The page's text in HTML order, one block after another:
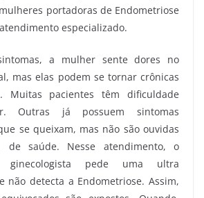
portadoras de Endometriose
especializado.
a mulher sente dores no
mas elas podem se tornar crônicas
Muitas pacientes têm dificuldade
Outras já possuem sintomas
se queixam, mas não são ouvidas
de saúde. Nesse atendimento, o
ginecologista pede uma ultra
não detecta a Endometriose. Assim,